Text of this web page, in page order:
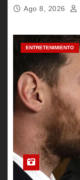
Ago 8, 2026
ENTRETENIMIENTO